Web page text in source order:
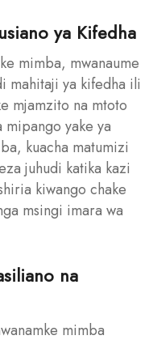
ya Kifedha
mimba, mwanaume
mahitaji ya kifedha ili
mjamzito na mtoto
mipango yake ya
kuacha matumizi
juhudi katika kazi
kiwango chake
msingi imara wa
na
mimba